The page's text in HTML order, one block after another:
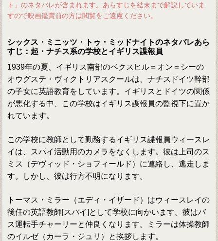
ト」のネタバレが含まれます。あらすじを結末まで解説していま
すので映画鑑賞前の方は閲覧をご遠慮ください。
シックス・ミニッツ・トゥ・ミッドナイトのネタバレあら
すじ：起・ナチス系の学校とイギリス諜報員
1939年の夏、イギリス南部のベクスヒル＝オン＝シーの
オウグステ・ヴィクトリアスクールは、ナチスドイツ幹部
の子女に英語教育をしています。イギリスとドイツの関係
が悪化する中、この学校はイギリス諜報員の監視下に置か
れています。
この学校に教師として勤務するイギリス諜報員ウィースレ
イは、スパイ活動用のカメラをなくします。彼は上司のス
ミス（デヴィッド・ショフィールド）に連絡し、逃走しま
す。しかし、彼は行方不明になります。
トーマス・ミラー（エディ・イザード）はウィースレイの
後任の英語教師[スパイ]として学校に向かいます。彼はバ
ス運転手チャーリーと仲良くなります。ミラーは体操教師
のイルゼ（カーラ・ジュリ）と挨拶します。